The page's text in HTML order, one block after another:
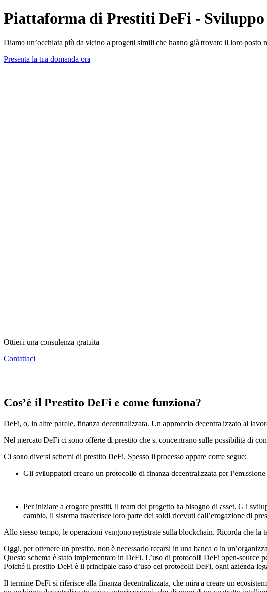
Piattaforma di Prestiti DeFi - Sviluppo
Diamo un’occhiata più da vicino a progetti simili che hanno già trovato il loro posto
Presenta la tua domanda ora
Ottieni una consulenza gratuita
Contattaci
Cos’è il Prestito DeFi e come funziona?
DeFi, o, in altre parole, finanza decentralizzata. Un approccio decentralizzato al
Nel mercato DeFi ci sono offerte di prestito che si concentrano sulle possibilità di
Ci sono diversi schemi di prestito DeFi. Spesso il processo appare come segue:
Gli sviluppatori creano un protocollo di finanza decentralizzata per
Per iniziare a erogare prestiti, il team del progetto ha bisogno di asset. Gli
cambio, il sistema trasferisce loro parte dei soldi ricevuti dall’erogazione di
Allo stesso tempo, le operazioni vengono registrate sulla blockchain. Ricorda che
Oggi, per ottenere un prestito, non è necessario recarsi in una banca o in
Questo schema è stato implementato in DeFi. L’uso di protocolli DeFi open-source
Poiché il prestito DeFi è il principale caso d’uso dei protocolli DeFi, ogni azienda
Il termine DeFi si riferisce alla finanza decentralizzata, che mira a creare un